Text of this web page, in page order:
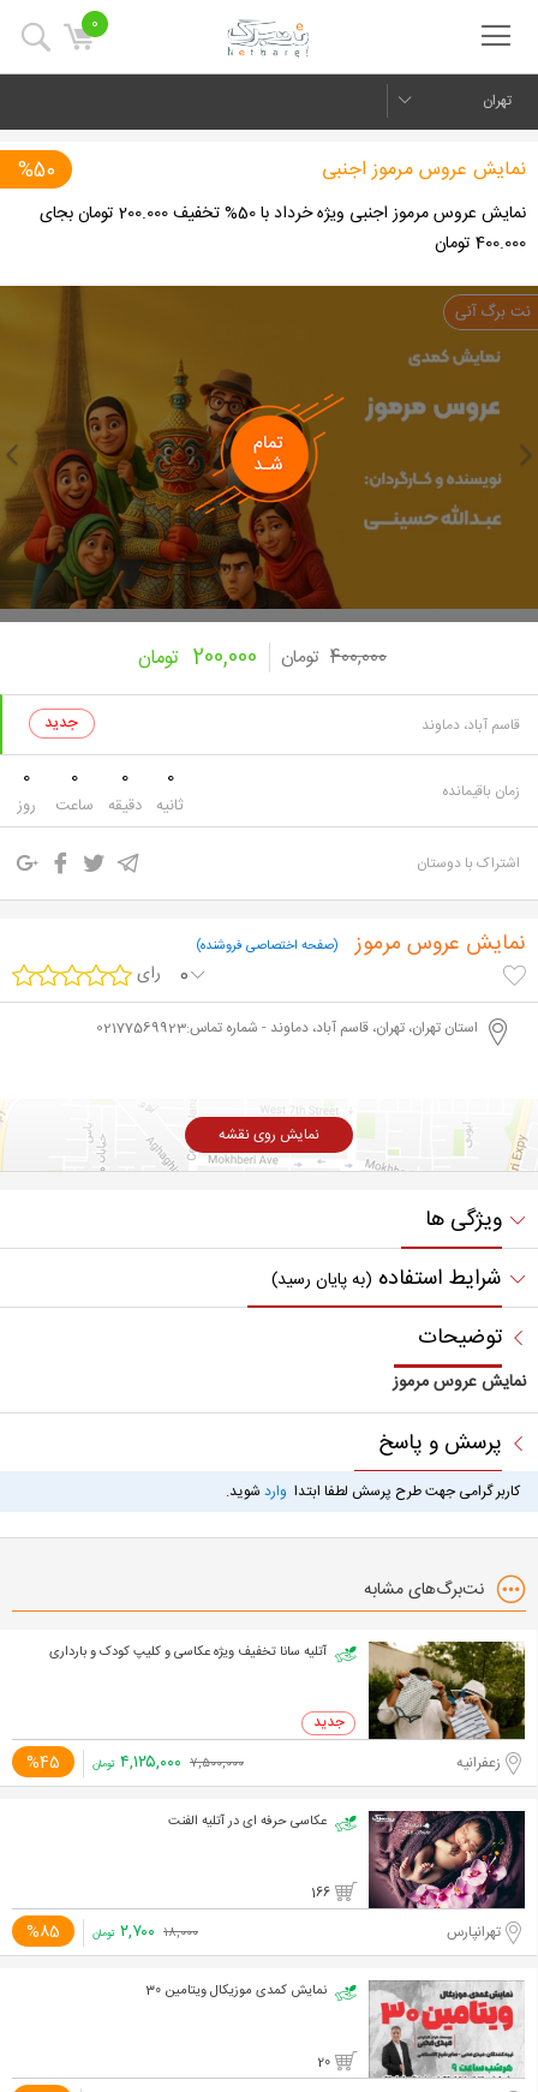
0
تهران
Next
%50 نمایش عروس مرموز اجنبی
نمایش عروس مرموز اجنبی ویژه خرداد با 50% تخفیف 200.000 تومان بجای
400.000 تومان
400,000 تومان 200,000 تومان
قاسم آباد، دماوند
زمان باقیمانده 0
روز
0
ساعت
0
دقیقه
0
ثانیه
اشتراک با دوستان
نمایش عروس مرموز (صفحه اختصاصی فروشنده)
رای 0
استان تهران، تهران، قاسم آباد، دماوند - شماره تماس:02177569923
نمایش روی نقشه
ویژگی ها
شرایط استفاده (به پایان رسید)
توضیحات
نمایش عروس مرموز
پرسش و پاسخ
کاربر گرامی جهت طرح پرسش لطفا ابتدا وارد شوید.
نت‌برگ‌های مشابه
آتلیه سانا تخفیف ویژه عکاسی و کلیپ کودک و بارداری
زعفرانیه %45 ۷,۵۰۰,۰۰۰ ۴,۱۲۵,۰۰۰ تومان
عکاسی حرفه ای در آتلیه الفنت
166
تهرانپارس %85 ۱۸,۰۰۰ ۲,۷۰۰ تومان
نمایش کمدی موزیکال ویتامین 30
20